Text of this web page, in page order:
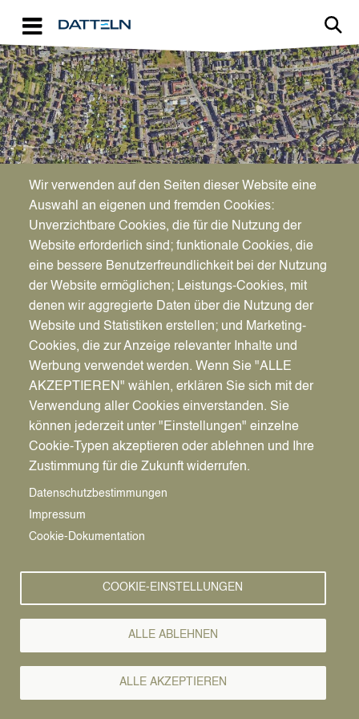
Pfadnavigation
Startseite
Erreichbarkeit
Datteln im Ruhrgebiet - gut erreichbar, gut
Im Norden der fünf Millionen Einwohner zählenden
Metropole Ruhr, im Herzen Nordrhein-Westfalens
liegt Datteln.
Sehr gut erreichen Sie uns von den benachbarten
Wir verwenden auf den Seiten dieser Website eine
Auswahl an eigenen und fremden Cookies:
Unverzichtbare Cookies, die für die Nutzung der
Website erforderlich sind; funktionale Cookies, die
eine bessere Benutzerfreundlichkeit bei der Nutzung
der Website ermöglichen; Leistungs-Cookies, mit
denen wir aggregierte Daten über die Nutzung der
Website und Statistiken erstellen; und Marketing-
Cookies, die zur Anzeige relevanter Inhalte und
Werbung verwendet werden. Wenn Sie "ALLE
AKZEPTIEREN" wählen, erklären Sie sich mit der
Verwendung aller Cookies einverstanden. Sie
können jederzeit unter "Einstellungen" einzelne
Cookie-Typen akzeptieren oder ablehnen und Ihre
Zustimmung für die Zukunft widerrufen.
Datenschutzbestimmungen
Impressum
Cookie-Dokumentation
COOKIE-EINSTELLUNGEN
ALLE ABLEHNEN
ALLE AKZEPTIEREN